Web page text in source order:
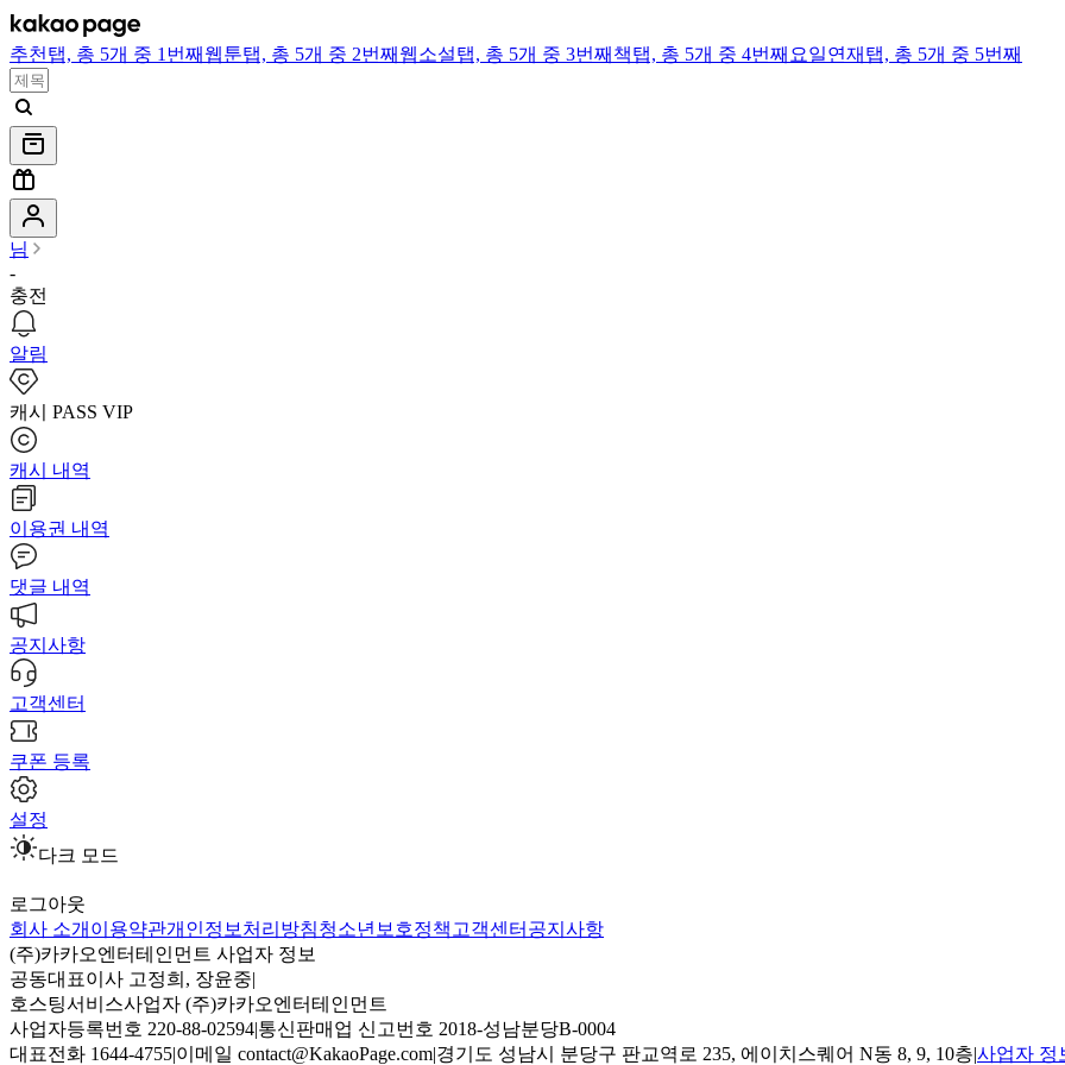
추천 탭, 총 5개 중 1번째 웹툰탭, 총 5개 중 2번째 웹소설탭, 총 5개 중 3번째 책탭, 총 5개 중 4번째 요일연재 탭, 총 5개 중 5번째
님
-
충전
알림
캐시 PASS VIP
캐시 내역
이용권 내역
댓글 내역
공지사항
고객센터
쿠폰 등록
설정
다크 모드
로그아웃
회사 소개 이용약관개인정보처리방침청소년보호정책 고객센터 공지사항
(주)카카오엔터테인먼트 사업자 정보
공동대표이사 고정희, 장윤중|
호스팅서비스사업자 (주)카카오엔터테인먼트
사업자등록번호 220-88-02594|통신판매업 신고번호 2018-성남분당B-0004
대표전화 1644-4755|이메일 contact@KakaoPage.com|경기도 성남시 분당구 판교역로 235, 에이치스퀘어 N동 8, 9, 10층|사업자 정